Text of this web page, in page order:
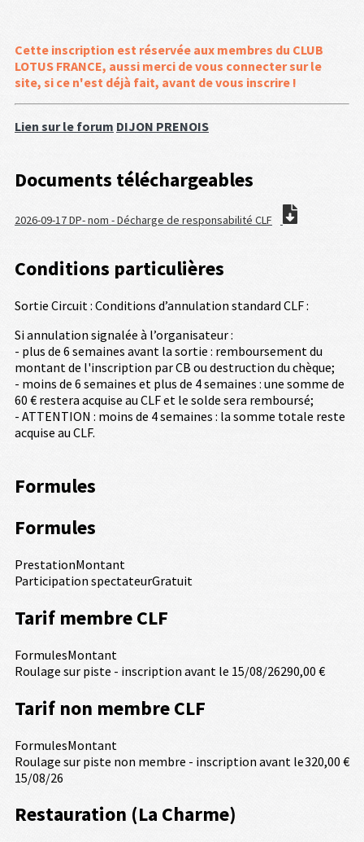
Cette inscription est réservée aux membres du CLUB
LOTUS FRANCE, aussi merci de vous connecter sur le
site, si ce n'est déjà fait, avant de vous inscrire !
Lien sur le forum DIJON PRENOIS
Documents téléchargeables
2026-09-17 DP- nom - Décharge de responsabilité CLF
Conditions particulières
Sortie Circuit : Conditions d’annulation standard CLF :
Si annulation signalée à l’organisateur :
- plus de 6 semaines avant la sortie : remboursement du
montant de l'inscription par CB ou destruction du chèque;
- moins de 6 semaines et plus de 4 semaines : une somme de
60 € restera acquise au CLF et le solde sera remboursé;
- ATTENTION : moins de 4 semaines : la somme totale reste
acquise au CLF.
Formules
Formules
PrestationMontant
Participation spectateurGratuit
Tarif membre CLF
FormulesMontant
Roulage sur piste - inscription avant le 15/08/26290,00 €
Tarif non membre CLF
FormulesMontant
Roulage sur piste non membre - inscription avant le
15/08/26
320,00 €
Restauration (La Charme)